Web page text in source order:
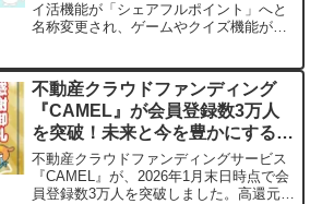
イ活機能が「シェアフルポイント」へと
名称変更され、ゲームやクイズ機能が新
換できる新体験をぜひお試しください。
不動産クラウドファンディング
『CAMEL』が会員登録数3万人
を突破！未来と今を豊かにする投
資の魅力とは？
不動産クラウドファンディングサービス
『CAMEL』が、2026年1月末日時点で会
員登録数3万人を突破しました。高還元率